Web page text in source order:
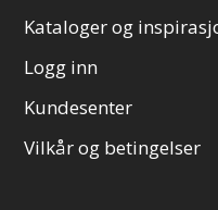
Kataloger og
Logg inn
Kundesenter
Vilkår og betingelser